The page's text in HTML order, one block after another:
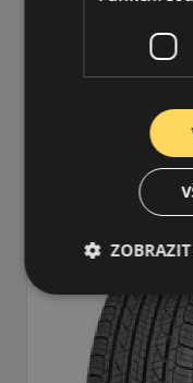
LETNÍ PNEU
215/50R18 (92) H